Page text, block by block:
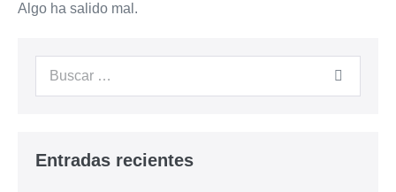
Contacto
Algo ha salido mal.
Entradas recientes